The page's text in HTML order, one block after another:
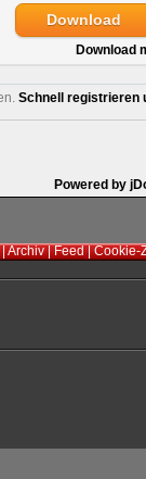
Download
Download
Schnell registrieren
Powered by
|Archiv|Feed|Cookie-